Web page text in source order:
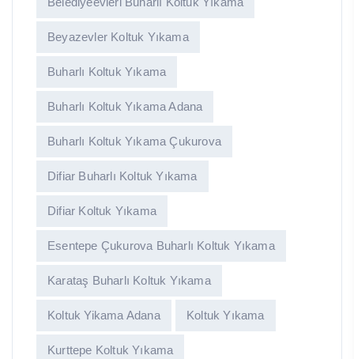
Beyazevler Koltuk Yıkama
Buharlı Koltuk Yıkama
Buharlı Koltuk Yıkama Adana
Buharlı Koltuk Yıkama Çukurova
Difiar Buharlı Koltuk Yıkama
Difiar Koltuk Yıkama
Esentepe Çukurova Buharlı Koltuk Yıkama
Karataş Buharlı Koltuk Yıkama
Koltuk Yikama Adana Koltuk Yıkama
Kurttepe Koltuk Yıkama